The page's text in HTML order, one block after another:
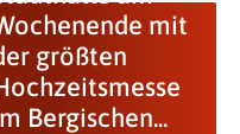
mit
größten
Bergischen...